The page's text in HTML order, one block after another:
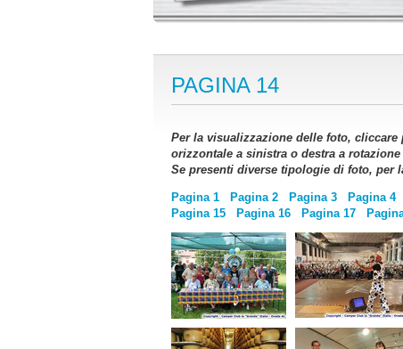
PAGINA 14
Per la visualizzazione delle foto,
orizzontale a sinistra o destra a
Se presenti diverse tipologie di foto, per
Pagina 1 Pagina 2 Pagina 3 Pagina 4
Pagina 15
Pagina 16 Pagina 17